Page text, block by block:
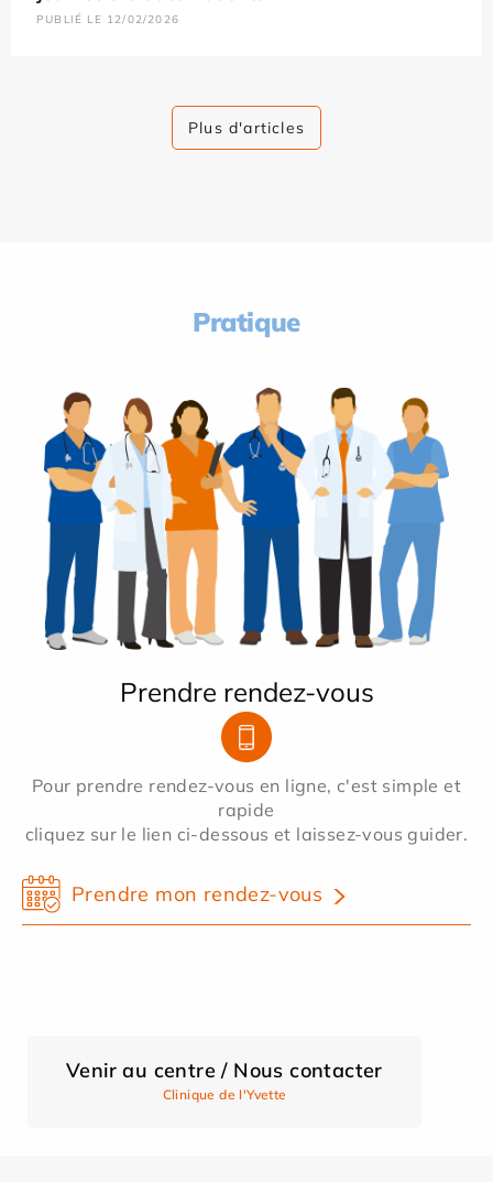
PUBLIÉ LE 12/02/2026
Plus d'articles
Pratique
Prendre rendez-vous
Pour prendre rendez-vous en ligne, c'est simple et
rapide
cliquez sur le lien ci-dessous et laissez-vous guider.
Prendre mon rendez-vous
Venir au centre / Nous contacter
Clinique de l'Yvette